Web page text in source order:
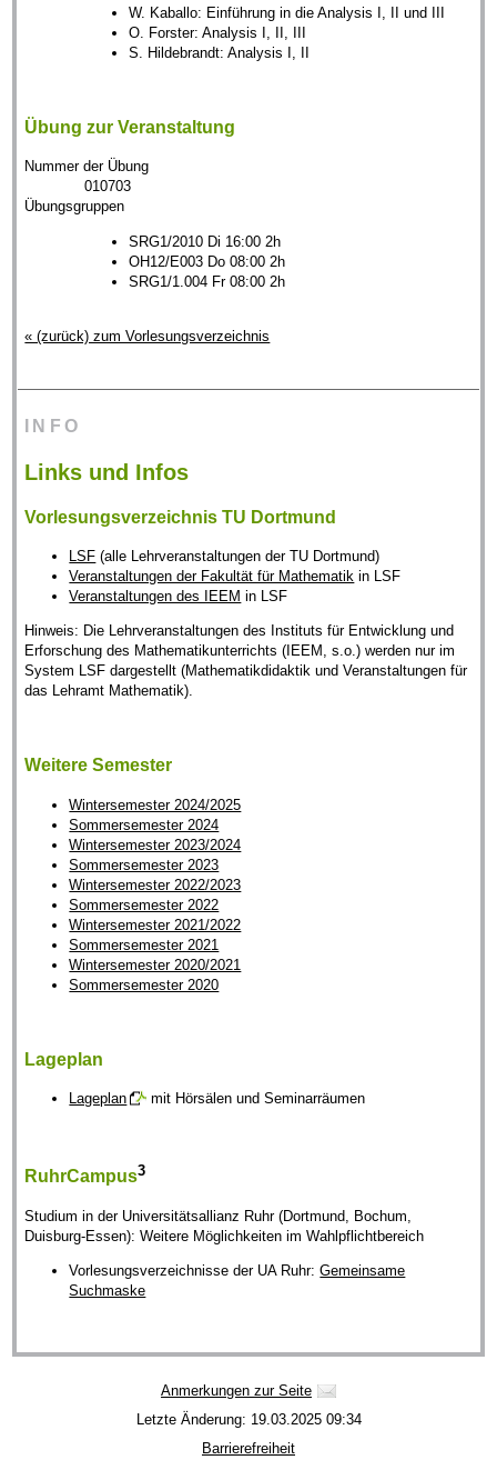
W. Kaballo: Einführung in die Analysis I, II und III
O. Forster: Analysis I, II, III
S. Hildebrandt: Analysis I, II
Übung zur Veranstaltung
Nummer der Übung
010703
Übungsgruppen
SRG1/2010 Di 16:00 2h
OH12/E003 Do 08:00 2h
SRG1/1.004 Fr 08:00 2h
« (zurück) zum Vorlesungsverzeichnis
INFO
Links und Infos
Vorlesungsverzeichnis TU Dortmund
LSF (alle Lehrveranstaltungen der TU Dortmund)
Veranstaltungen der Fakultät für Mathematik in LSF
Veranstaltungen des IEEM in LSF
Hinweis: Die Lehrveranstaltungen des Instituts für Entwicklung und
Erforschung des Mathematikunterrichts (IEEM, s.o.) werden nur im
System LSF dargestellt (Mathematikdidaktik und Veranstaltungen für
das Lehramt Mathematik).
Weitere Semester
Wintersemester 2024/2025
Sommersemester 2024
Wintersemester 2023/2024
Sommersemester 2023
Wintersemester 2022/2023
Sommersemester 2022
Wintersemester 2021/2022
Sommersemester 2021
Wintersemester 2020/2021
Sommersemester 2020
Lageplan
Lageplan mit Hörsälen und Seminarräumen
RuhrCampus3
Studium in der Universitätsallianz Ruhr (Dortmund, Bochum,
Duisburg-Essen): Weitere Möglichkeiten im Wahlpflichtbereich
Vorlesungsverzeichnisse der UA Ruhr:Gemeinsame
Suchmaske
Anmerkungen zur Seite
Letzte Änderung: 19.03.2025 09:34
Barrierefreiheit